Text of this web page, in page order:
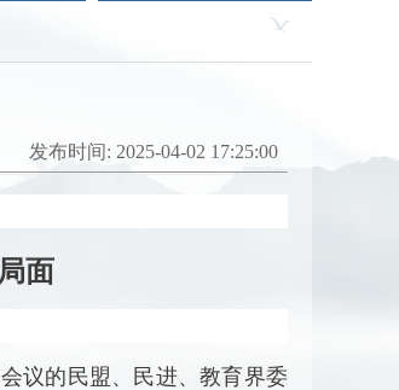
发布时间: 2025-04-02 17:25:00
面
议的民盟、民进、教育界委